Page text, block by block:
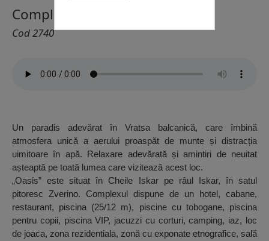
Complexul “Oaza”, Vrața
Cod 2740
Un paradis adevărat în Vratsa balcanică, care îmbină
atmosfera unică a aerului proaspăt de munte și distracția
uimitoare în apă. Relaxare adevărată și amintiri de neuitat
așteaptă pe toată lumea care vizitează acest loc.
„Oasis” este situat în Cheile Iskar pe râul Iskar, în satul
pitoresc Zverino. Complexul dispune de un hotel, cabane,
restaurant, piscina (25/12 m), piscine cu tobogane, piscina
pentru copii, piscina VIP, jacuzzi cu corturi, camping, iaz, loc
de joaca, zona rezidentiala, zonă cu exponate etnografice, sală